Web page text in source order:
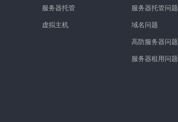
服务器托管
虚拟主机
服务器托管问题
域名问题
高防服务器问题
服务器租用问题